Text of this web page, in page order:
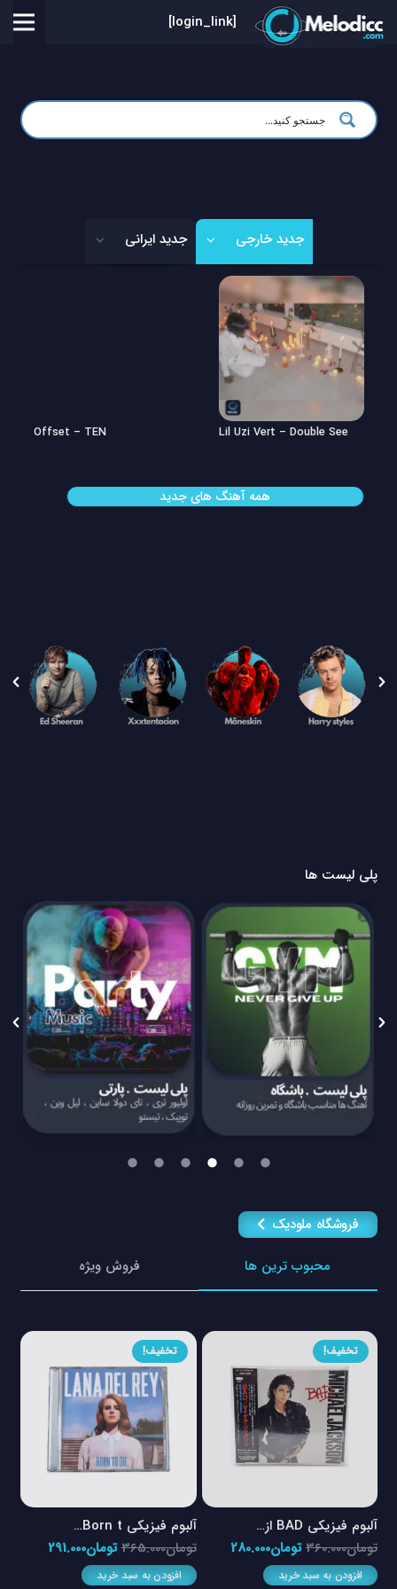
[login_link]
جدید خارجی جدید ایرانی
Lil Uzi Vert – Double See
Offset – TEN
همه آهنگ های جدید
پلی لیست ها
فروشگاه ملودیک
محبوب ترین ها
فروش ویژه
تخفیف!
آلبوم فیزیکی BAD از…
تومان360.000قیمت
اصلی
تومان280.000قیمت
افزودن به سبد خرید
تخفیف!
آلبوم فیزیکی Born t…
تومان365.000قیمت
اصلی
تومان291.000قیمت
افزودن به سبد خرید